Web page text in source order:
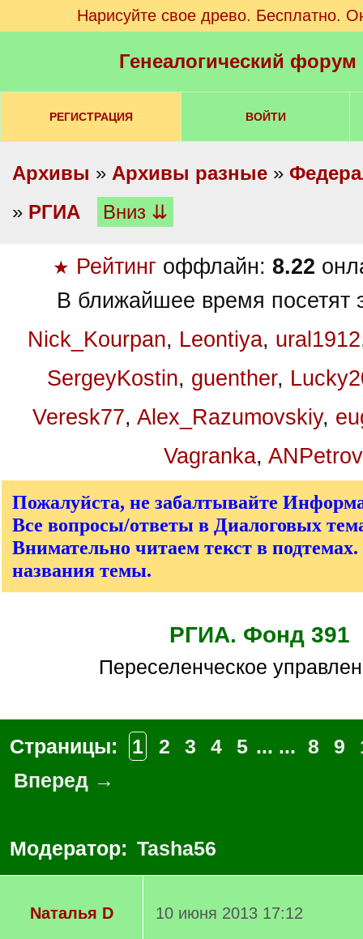
Нарисуйте свое древо. Бесплатно.
Генеалогический
РЕГИСТРАЦИЯ ВОЙТИ
Архивы » Архивы разные »
» РГИА Вниз ⇊
★ Рейтинг оффлайн: 8.22
В ближайшее время посетят
Nick_Kourpan, Leontiya, ural1912
SergeyKostin, guenther,
Veresk77, Alex_Razumovskiy,
Vagranka, ANPetrov
Пожалуйста, не забалтывайте
Все вопросы/ответы в Диалоговых
Внимательно читаем текст в
названия темы.
РГИА. Фонд 391
Переселенческое
Страницы: 1 2 3 4 5 ... ... 8 9
Вперед →
Модератор: Tasha56
Nаталья D
10 июня 2013 17:12